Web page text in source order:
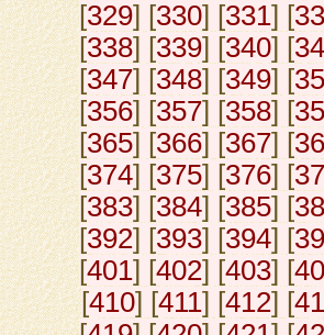
[329] [330] [331] [
[338] [339] [340] [
[347] [348] [349] [
[356] [357] [358] [
[365] [366] [367] [
[374] [375] [376] [
[383] [384] [385] [
[392] [393] [394] [
[401] [402] [403] [
[410] [411] [412] [